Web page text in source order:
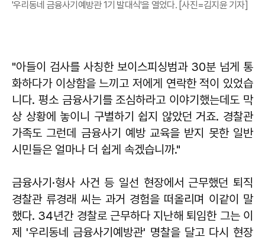
'우리동네 금융사기예방관 1기 발대식'을 열었다. [사진=김지윤 기자]
"아들이 검사를 사칭한 보이스피싱범과 30분 넘게 통
화하다가 이상함을 느끼고 저에게 연락한 적이 있었습
니다. 평소 금융사기를 조심하라고 이야기했는데도 막
상 상황에 놓이니 구별하기 쉽지 않았던 거죠. 경찰관
가족도 그런데 금융사기 예방 교육을 받지 못한 일반
시민들은 얼마나 더 쉽게 속겠습니까."
금융사기·형사 사건 등 일선 현장에서 근무했던 퇴직
경찰관 류경래 씨는 과거 경험을 떠올리며 이같이 말
했다. 34년간 경찰로 근무하다 지난해 퇴임한 그는 이
제 '우리동네 금융사기예방관' 명찰을 달고 다시 현장